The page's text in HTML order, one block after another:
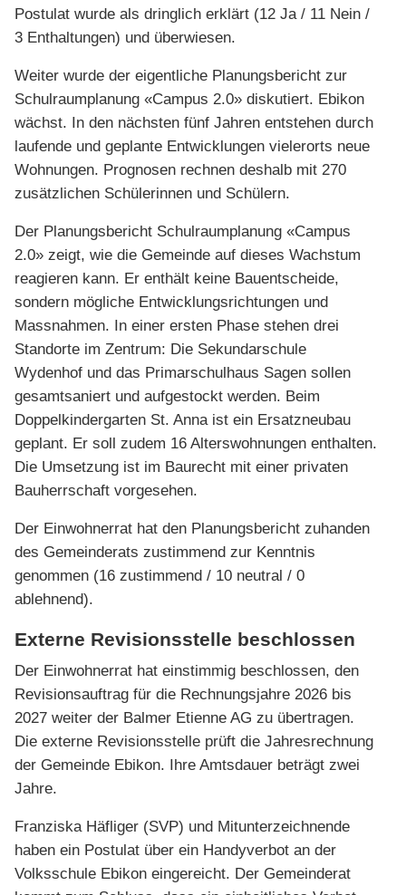
Postulat wurde als dringlich erklärt (12 Ja / 11 Nein /
3 Enthaltungen) und überwiesen.
Weiter wurde der eigentliche Planungsbericht zur
Schulraumplanung «Campus 2.0» diskutiert. Ebikon
wächst. In den nächsten fünf Jahren entstehen durch
laufende und geplante Entwicklungen vielerorts neue
Wohnungen. Prognosen rechnen deshalb mit 270
zusätzlichen Schülerinnen und Schülern.
Der Planungsbericht Schulraumplanung «Campus
2.0» zeigt, wie die Gemeinde auf dieses Wachstum
reagieren kann. Er enthält keine Bauentscheide,
sondern mögliche Entwicklungsrichtungen und
Massnahmen. In einer ersten Phase stehen drei
Standorte im Zentrum: Die Sekundarschule
Wydenhof und das Primarschulhaus Sagen sollen
gesamtsaniert und aufgestockt werden. Beim
Doppelkindergarten St. Anna ist ein Ersatzneubau
geplant. Er soll zudem 16 Alterswohnungen enthalten.
Die Umsetzung ist im Baurecht mit einer privaten
Bauherrschaft vorgesehen.
Der Einwohnerrat hat den Planungsbericht zuhanden
des Gemeinderats zustimmend zur Kenntnis
genommen (16 zustimmend / 10 neutral / 0
ablehnend).
Externe Revisionsstelle beschlossen
Der Einwohnerrat hat einstimmig beschlossen, den
Revisionsauftrag für die Rechnungsjahre 2026 bis
2027 weiter der Balmer Etienne AG zu übertragen.
Die externe Revisionsstelle prüft die Jahresrechnung
der Gemeinde Ebikon. Ihre Amtsdauer beträgt zwei
Jahre.
Franziska Häfliger (SVP) und Mitunterzeichnende
haben ein Postulat über ein Handyverbot an der
Volksschule Ebikon eingereicht. Der Gemeinderat